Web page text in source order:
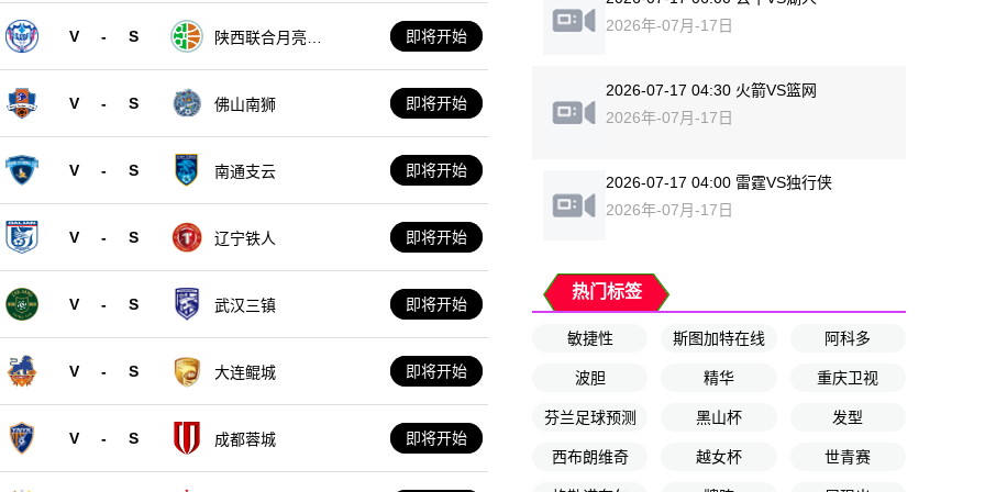
V - S
陕西联合月亮泊
即将开始
V - S 佛山南狮 即将开始
V - S 南通支云 即将开始
V - S 辽宁铁人 即将开始
V - S 武汉三镇 即将开始
V - S 大连鲲城 即将开始
V - S 成都蓉城 即将开始
2026年-07月-17日
2026-07-17 04:30 火箭VS篮网
2026年-07月-17日
2026-07-17 04:00 雷霆VS独行侠
2026年-07月-17日
热门标签
敏捷性 斯图加特在线 阿科多
波胆 精华 重庆卫视
芬兰足球预测 黑山杯 发型
西布朗维奇 越女杯 世青赛